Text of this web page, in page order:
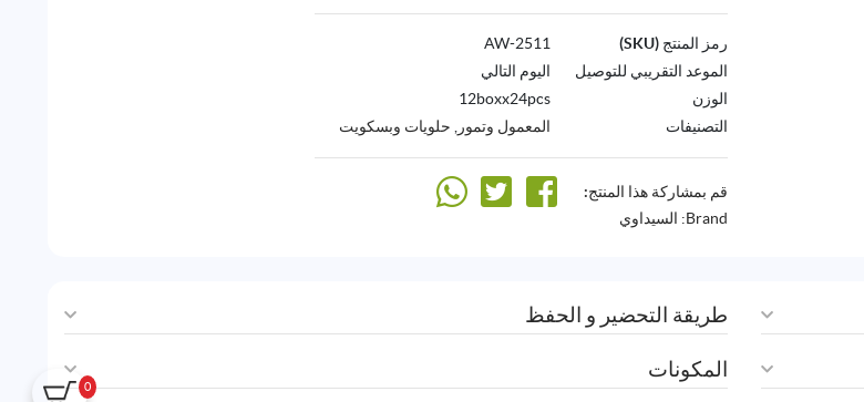
0
رمز المنتج (SKU)
2511-AW
الموعد التقريبي للتوصيل
اليوم التالي
الوزن
12boxx24pcs
التصنيفات
المعمول وتمور , حلويات وبسكويت
قم بمشاركة هذا المنتج:
Brand: السيداوي
طريقة التحضير و الحفظ
المكونات